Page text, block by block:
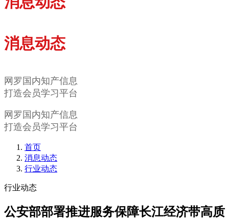
消息动态
网罗国内知产信息
打造会员学习平台
网罗国内知产信息
打造会员学习平台
首页
消息动态
行业动态
行业动态
公安部部署推进服务保障长江经济带高质